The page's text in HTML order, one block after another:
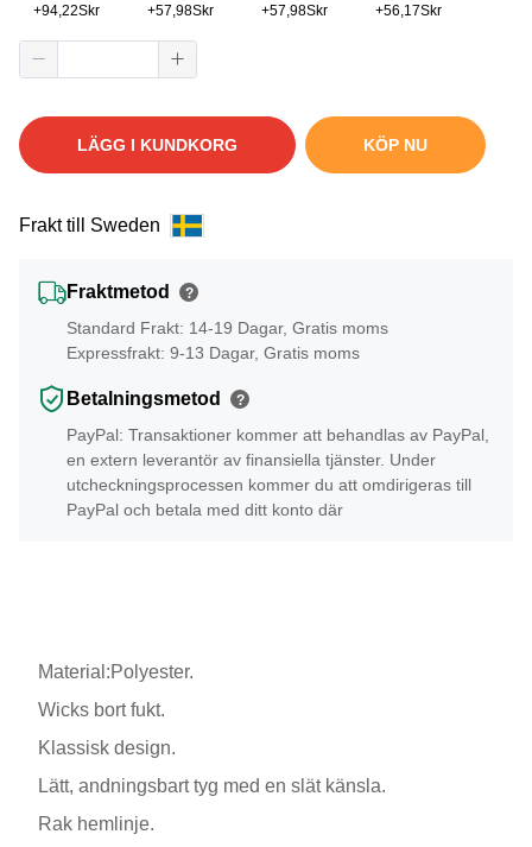
+94,22Skr +57,98Skr +57,98Skr +56,17Skr
LÄGG I KUNDKORG KÖP NU
Frakt till Sweden
Fraktmetod ?
Standard Frakt: 14-19 Dagar, Gratis moms
Expressfrakt: 9-13 Dagar, Gratis moms
Betalningsmetod ?
PayPal: Transaktioner kommer att behandlas av PayPal,
en extern leverantör av finansiella tjänster. Under
utcheckningsprocessen kommer du att omdirigeras till
PayPal och betala med ditt konto där
Material:Polyester.
Wicks bort fukt.
Klassisk design.
Lätt, andningsbart tyg med en slät känsla.
Rak hemlinje.